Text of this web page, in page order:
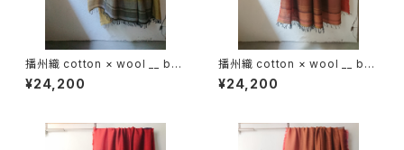
播州織 cotton × wool __ bor
der 220-120 花灯路GK
¥24,200
播州織 cotton × wool __ bor
der 220-120 落葉GK
¥24,200